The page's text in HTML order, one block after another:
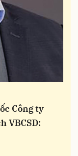
Công ty
VBCSD: